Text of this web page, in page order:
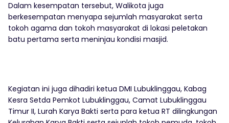
Dalam kesempatan tersebut, Walikota juga
berkesempatan menyapa sejumlah masyarakat serta
tokoh agama dan tokoh masyarakat di lokasi peletakan
batu pertama serta meninjau kondisi masjid.
Kegiatan ini juga dihadiri ketua DMI Lubuklinggau, Kabag
Kesra Setda Pemkot Lubuklinggau, Camat Lubuklinggau
Timur II, Lurah Karya Bakti serta para ketua RT dilingkungan